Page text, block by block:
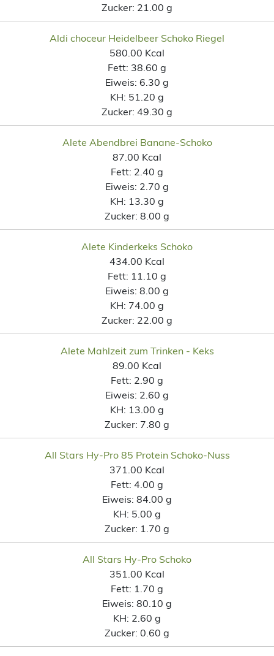
Zucker: 21.00 g
Aldi choceur Heidelbeer Schoko Riegel
580.00 Kcal
Fett: 38.60 g
Eiweis: 6.30 g
KH: 51.20 g
Zucker: 49.30 g
Alete Abendbrei Banane-Schoko
87.00 Kcal
Fett: 2.40 g
Eiweis: 2.70 g
KH: 13.30 g
Zucker: 8.00 g
Alete Kinderkeks Schoko
434.00 Kcal
Fett: 11.10 g
Eiweis: 8.00 g
KH: 74.00 g
Zucker: 22.00 g
Alete Mahlzeit zum Trinken - Keks
89.00 Kcal
Fett: 2.90 g
Eiweis: 2.60 g
KH: 13.00 g
Zucker: 7.80 g
All Stars Hy-Pro 85 Protein Schoko-Nuss
371.00 Kcal
Fett: 4.00 g
Eiweis: 84.00 g
KH: 5.00 g
Zucker: 1.70 g
All Stars Hy-Pro Schoko
351.00 Kcal
Fett: 1.70 g
Eiweis: 80.10 g
KH: 2.60 g
Zucker: 0.60 g